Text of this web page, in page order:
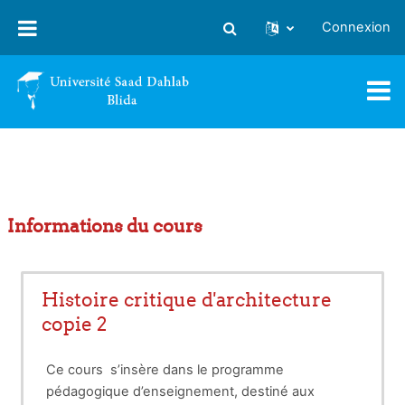
Activer/désactiver la saisie
Connexion
Informations du cours
Histoire critique d'architecture
copie 2
Ce cours s’insère dans le programme
pédagogique d’enseignement, destiné aux